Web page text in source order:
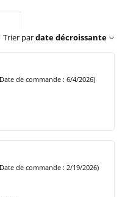
Trier pardate décroissante
de commande : 6/4/2026)
de commande : 2/19/2026)